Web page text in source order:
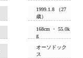
1999.1.8 （27
歳）
168cm ・ 55.0k
g
オーソドック
ス